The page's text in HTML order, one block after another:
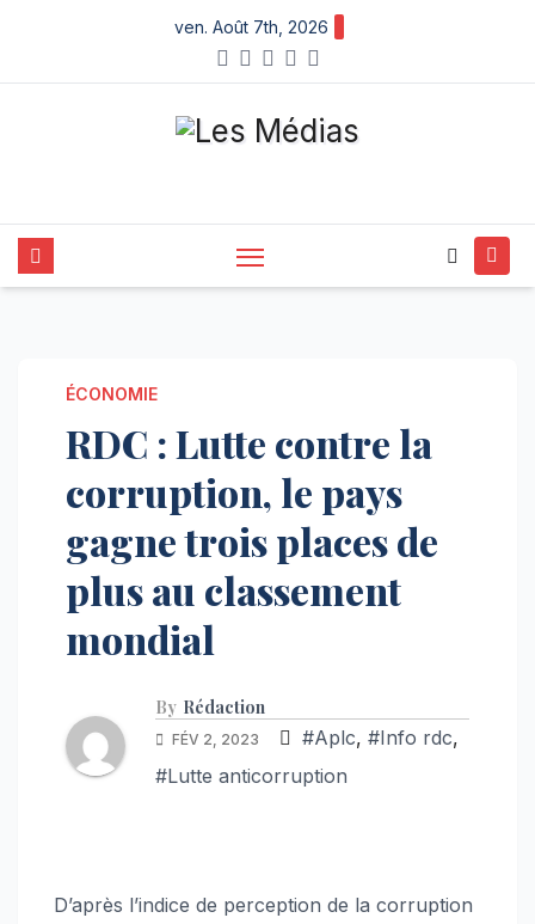
content
ven. Août 7th, 2026
ÉCONOMIE
RDC : Lutte contre la
corruption, le pays
gagne trois places de
plus au classement
mondial
By Rédaction
FÉV 2, 2023 #Aplc, #Info rdc,
#Lutte anticorruption
D’après l’indice de perception de la corruption